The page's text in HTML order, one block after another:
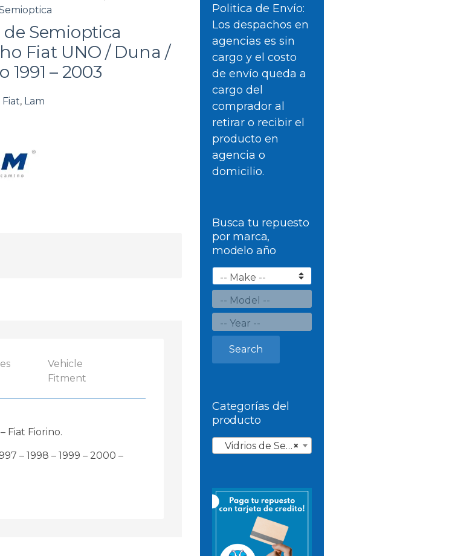
Semioptica
Fiat UNO / Duna /
1991 – 2003
Fiat, Lam
Vehicle
Fitment
Fiat Fiorino.
– 1998 – 1999 – 2000 –
Politica de Envío:
Los despachos en
agencias es sin
cargo y el costo
de envío queda a
cargo del
comprador al
retirar o recibir el
producto en
agencia o
domicilio.
Busca tu repuesto
por marca,
modelo año
Search
Categorías del
producto
×
Vidrios de Semioptica